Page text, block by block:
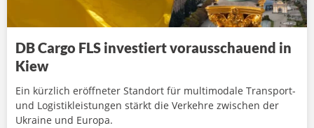
DB Cargo FLS investiert vorausschauend in
Kiew
Ein kürzlich eröffneter Standort für multimodale Transport-
und Logistikleistungen stärkt die Verkehre zwischen der
Ukraine und Europa.